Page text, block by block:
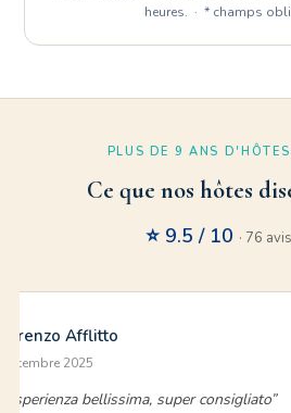
heures. · * champs
PLUS DE 9 ANS
Ce que nos hôtes
⭐ 9.5 / 10 · 76
Lorenzo Afflitto
settembre 2025
“Esperienza bellissima, super consigliato”